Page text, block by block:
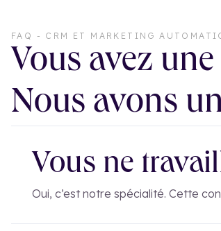
FAQ - CRM ET MARKETING
Vous avez
Nous avons
Vous ne
Oui, c’est notre spécialité. Cette